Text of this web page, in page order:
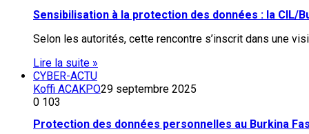
Sensibilisation à la protection des données : la CIL/
Selon les autorités, cette rencontre s’inscrit dans une
Lire la suite »
CYBER-ACTU
Koffi ACAKPO29 septembre 2025
0 103
Protection des données personnelles au Burkina